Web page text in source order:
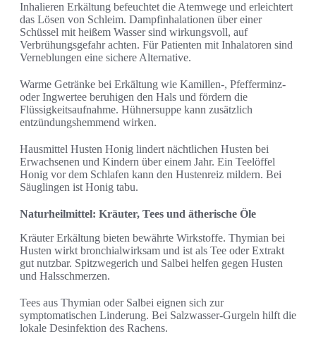
Inhalieren Erkältung befeuchtet die Atemwege und erleichtert
das Lösen von Schleim. Dampfinhalationen über einer
Schüssel mit heißem Wasser sind wirkungsvoll, auf
Verbrühungsgefahr achten. Für Patienten mit Inhalatoren sind
Verneblungen eine sichere Alternative.
Warme Getränke bei Erkältung wie Kamillen-, Pfefferminz-
oder Ingwertee beruhigen den Hals und fördern die
Flüssigkeitsaufnahme. Hühnersuppe kann zusätzlich
entzündungshemmend wirken.
Hausmittel Husten Honig lindert nächtlichen Husten bei
Erwachsenen und Kindern über einem Jahr. Ein Teelöffel
Honig vor dem Schlafen kann den Hustenreiz mildern. Bei
Säuglingen ist Honig tabu.
Naturheilmittel: Kräuter, Tees und ätherische Öle
Kräuter Erkältung bieten bewährte Wirkstoffe. Thymian bei
Husten wirkt bronchialwirksam und ist als Tee oder Extrakt
gut nutzbar. Spitzwegerich und Salbei helfen gegen Husten
und Halsschmerzen.
Tees aus Thymian oder Salbei eignen sich zur
symptomatischen Linderung. Bei Salzwasser-Gurgeln hilft die
lokale Desinfektion des Rachens.